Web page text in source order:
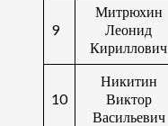
9
Митрюхин
Леонид
Кириллович
10
Никитин
Виктор
Васильевич